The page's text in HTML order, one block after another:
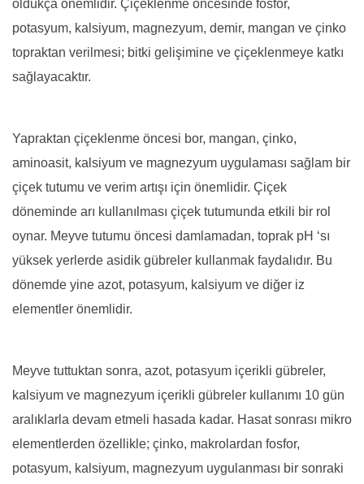
oldukça önemlidir. Çiçeklenme öncesinde fosfor,
potasyum, kalsiyum, magnezyum, demir, mangan ve çinko
topraktan verilmesi; bitki gelişimine ve çiçeklenmeye katkı
sağlayacaktır.
Yapraktan çiçeklenme öncesi bor, mangan, çinko,
aminoasit, kalsiyum ve magnezyum uygulaması sağlam bir
çiçek tutumu ve verim artışı için önemlidir. Çiçek
döneminde arı kullanılması çiçek tutumunda etkili bir rol
oynar. Meyve tutumu öncesi damlamadan, toprak pH ‘sı
yüksek yerlerde asidik gübreler kullanmak faydalıdır. Bu
dönemde yine azot, potasyum, kalsiyum ve diğer iz
elementler önemlidir.
Meyve tuttuktan sonra, azot, potasyum içerikli gübreler,
kalsiyum ve magnezyum içerikli gübreler kullanımı 10 gün
aralıklarla devam etmeli hasada kadar. Hasat sonrası mikro
elementlerden özellikle; çinko, makrolardan fosfor,
potasyum, kalsiyum, magnezyum uygulanması bir sonraki